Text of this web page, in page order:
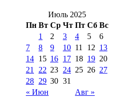
Июль 2025
Пн Вт Ср Чт Пт Сб Вс
« Июн Авг »
1 2 3 4 5
6
7
8 9 10 11 12 13
14 15 16 17 18 19 20
21
22 23 24 25 26 27
28 29 30 31